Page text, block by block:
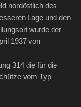
nordöstlich des
Lage und den
wurde der
1937 von
314 die für die
vom Typ